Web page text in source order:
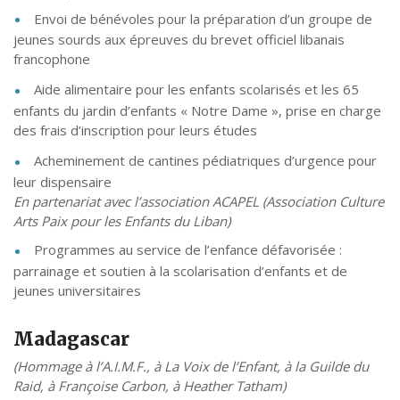
Envoi de bénévoles pour la préparation d’un groupe de
jeunes sourds aux épreuves du brevet officiel libanais
francophone
Aide alimentaire pour les enfants scolarisés et les 65
enfants du jardin d’enfants « Notre Dame », prise en charge
des frais d’inscription pour leurs études
Acheminement de cantines pédiatriques d’urgence pour
leur dispensaire
En partenariat avec l’association ACAPEL (Association Culture
Arts Paix pour les Enfants du Liban)
Programmes au service de l’enfance défavorisée :
parrainage et soutien à la scolarisation d’enfants et de
jeunes universitaires
Madagascar
(Hommage à l’A.I.M.F., à La Voix de l’Enfant, à la Guilde du
Raid, à Françoise Carbon, à Heather Tatham)